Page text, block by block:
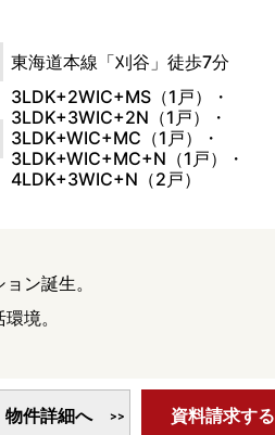
東海道本線「刈谷」徒歩7分
3LDK+2WIC+MS（1戸）・
3LDK+3WIC+2N（1戸）・
3LDK+WIC+MC（1戸）・
3LDK+WIC+MC+N（1戸）・
4LDK+3WIC+N（2戸）
ン誕生。
境。
物件詳細へ 資料請求する